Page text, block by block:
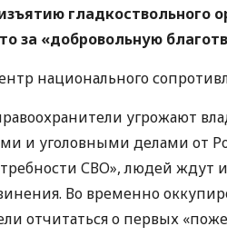
гладкоствольного
за «добровольную
национального
угрожают
и уголовными делами от
СВО», людей ждут
Во временно
отчитаться о первых